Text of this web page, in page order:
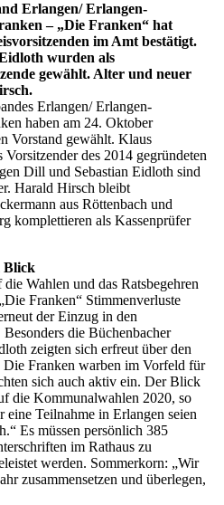
Erlangen/ Erlangen-
– „Die Franken“ hat
im Amt bestätigt.
wurden als
gewählt. Alter und neuer
Erlangen/ Erlangen-
haben am 24. Oktober
Vorstand gewählt. Klaus
des 2014 gegründeten
Dill und Sebastian Eidloth sind
Harald Hirsch bleibt
aus Röttenbach und
komplettieren als Kassenprüfer
Blick
Wahlen und das Ratsbegehren
Franken“ Stimmenverluste
der Einzug in den
die Büchenbacher
zeigten sich erfreut über den
Die Franken warben im Vorfeld für
sich auch aktiv ein. Der Blick
die Kommunalwahlen 2020, so
Teilnahme in Erlangen seien
Es müssen persönlich 385
im Rathaus zu
werden. Sommerkorn: „Wir
zusammensetzen und überlegen,